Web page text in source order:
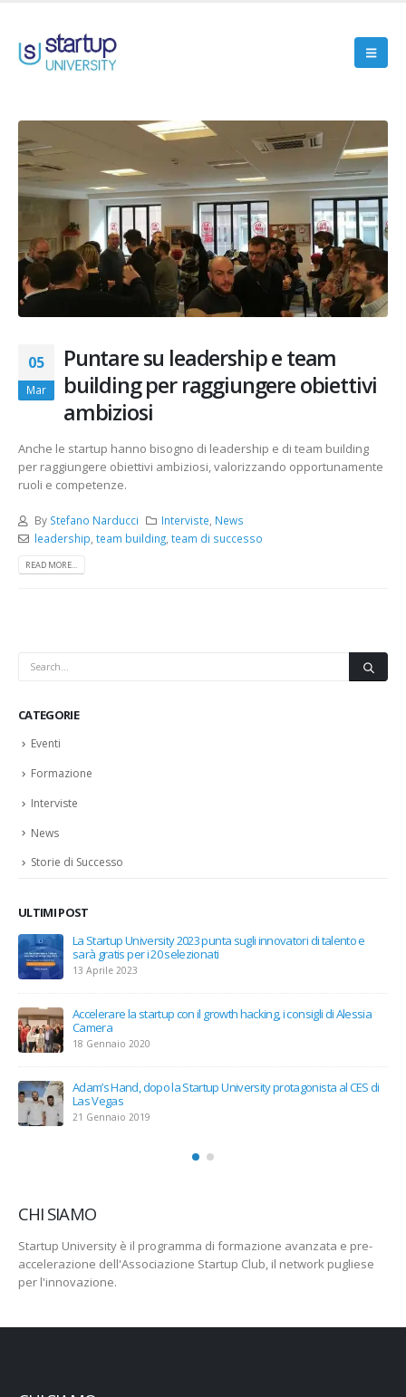
05
Mar
Puntare su leadership e team
building per raggiungere obiettivi
ambiziosi
Anche le startup hanno bisogno di leadership e di team building
per raggiungere obiettivi ambiziosi, valorizzando opportunamente
ruoli e competenze.
By Stefano Narducci Interviste News
leadership team building, team di successo
READ MORE...
CATEGORIE
Eventi
Formazione
Interviste
News
Storie di Successo
ULTIMI POST
La Startup University 2023 punta sugli innovatori di talento e
sarà gratis per i 20 selezionati
13 Aprile 2023
Accelerare la startup con il growth hacking, i consigli di Alessia
Camera
18 Gennaio 2020
Adam’s Hand, dopo la Startup University protagonista al CES di
Las Vegas
21 Gennaio 2019
CHI SIAMO
Startup University è il programma di formazione avanzata e pre-
accelerazione dell'Associazione Startup Club, il network pugliese
per l'innovazione.